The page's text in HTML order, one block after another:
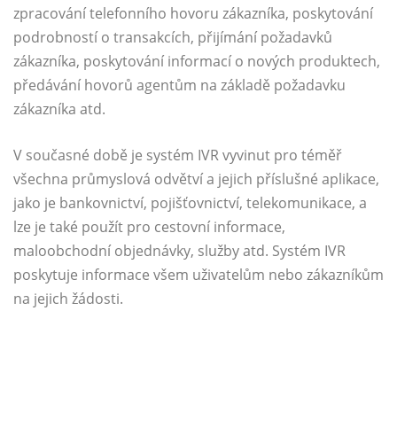
zpracování telefonního hovoru zákazníka, poskytování
podrobností o transakcích, přijímání požadavků
zákazníka, poskytování informací o nových produktech,
předávání hovorů agentům na základě požadavku
zákazníka atd.
V současné době je systém IVR vyvinut pro téměř
všechna průmyslová odvětví a jejich příslušné aplikace,
jako je bankovnictví, pojišťovnictví, telekomunikace, a
lze je také použít pro cestovní informace,
maloobchodní objednávky, služby atd. Systém IVR
poskytuje informace všem uživatelům nebo zákazníkům
na jejich žádosti.